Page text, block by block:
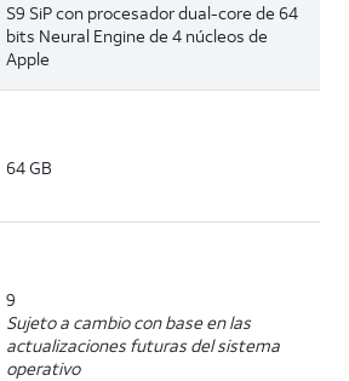
S9 SiP con procesador dual-core de 64
bits Neural Engine de 4 núcleos de
Apple
64 GB
9
Sujeto a cambio con base en las
actualizaciones futuras del sistema
operativo